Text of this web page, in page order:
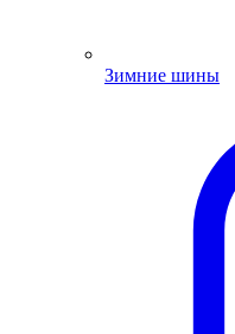
Зимние шины